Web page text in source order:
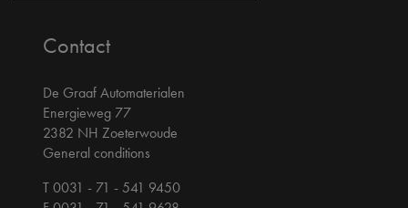
Contact
De Graaf Automaterialen
Energieweg 77
2382 NH Zoeterwoude
General conditions
T 0031 - 71 - 541 9450